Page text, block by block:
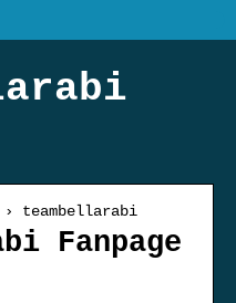
› teambellarabi
Fanpage